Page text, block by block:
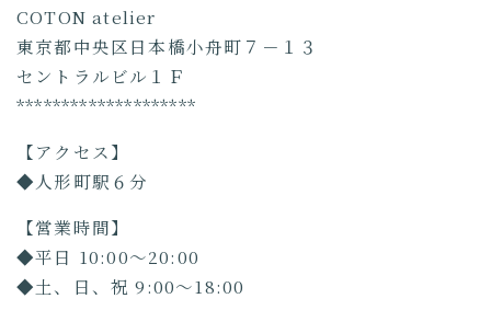
COTON atelier
東京都中央区日本橋小舟町７－１３
セントラルビル１Ｆ
********************
【アクセス】
◆人形町駅６分
【営業時間】
◆平日 10:00～20:00
◆土、日、祝 9:00～18:00